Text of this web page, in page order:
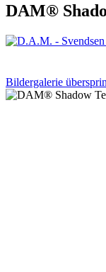
DAM®
Bildergalerie